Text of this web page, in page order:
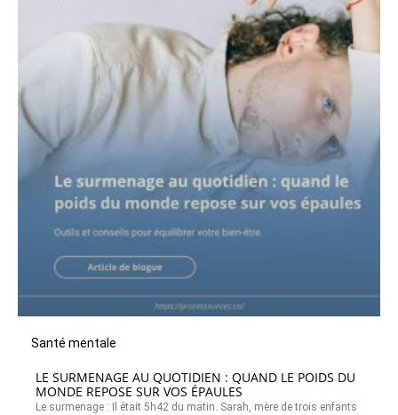
Santé mentale
LE SURMENAGE AU QUOTIDIEN : QUAND LE POIDS DU
MONDE REPOSE SUR VOS ÉPAULES
Le surmenage : Il était 5h42 du matin. Sarah, mère de trois enfants